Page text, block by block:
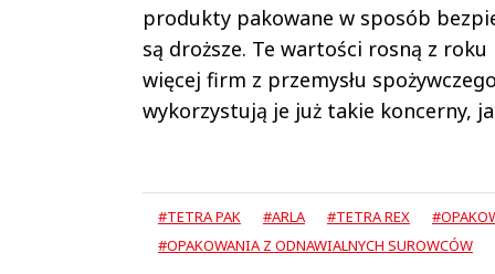
produkty pakowane w sposób
są droższe. Te wartości rosną z
więcej firm z przemysłu
wykorzystują je już takie koncerny,
#TETRA PAK #ARLA #TETRA REX
#OPAKOWANIA Z ODNAWIALNYCH SUROWCÓW